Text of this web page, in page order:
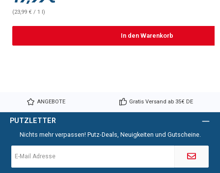
(23,99 € / 1 l)
In den Warenkorb
ANGEBOTE Gratis Versand ab 35€ DE
PUTZLETTER
Nichts mehr verpassen! Putz-Deals, Neuigkeiten und Gutscheine.
Mail-
*